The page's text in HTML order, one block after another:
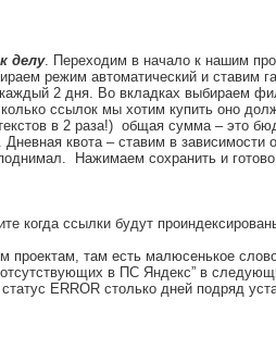
делу. Переходим в начало к нашим
режим автоматический и ставим
2 дня. Во вкладках выбираем
ссылок мы хотим купить оно
в 2 раза!) общая сумма – это
квота – ставим в
Нажимаем сохранить и
когда ссылки будут
проектам, там есть малюсенькое
в ПС Яндекс” в
ERROR столько дней подряд